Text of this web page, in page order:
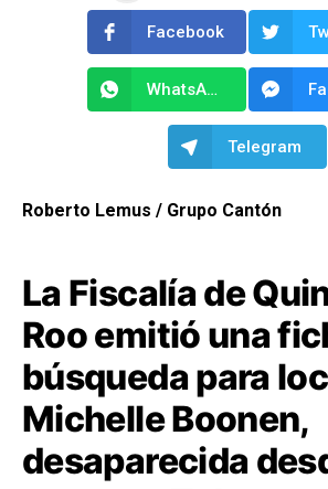
Facebook
WhatsApp
Telegram
Roberto Lemus / Grupo Cantón
La Fiscalía de
Roo emitió una
búsqueda para
Michelle Boonen,
desaparecida